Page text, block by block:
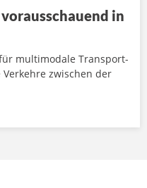
in
multimodale Transport-
zwischen der